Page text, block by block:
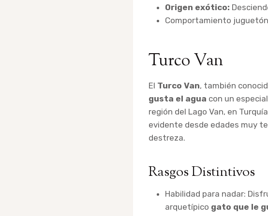
Origen exótico:
Comportamiento
Turco Van
El Turco Van, también
gusta el agua con un
región del Lago Van, en
evidente desde edades muy
destreza.
Rasgos Distintivos
Habilidad para nadar:
arquetípico gato que le